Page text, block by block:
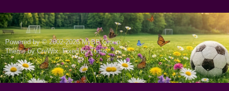
Powered by © 2002-2026MyBB Group.
Theme byCreWix. Fixed byTomik.